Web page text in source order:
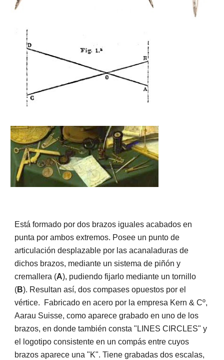
Está formado por dos brazos iguales acabados en
punta por ambos extremos. Posee un punto de
articulación desplazable por las acanaladuras de
dichos brazos, mediante un sistema de piñón y
cremallera (A), pudiendo fijarlo mediante un tornillo
(B). Resultan así, dos compases opuestos por el
vértice.  Fabricado en acero por la empresa Kern & Cº,
Aarau Suisse, como aparece grabado en uno de los
brazos, en donde también consta "LINES CIRCLES" y
el logotipo consistente en un compás entre cuyos
brazos aparece una "K". Tiene grabadas dos escalas,